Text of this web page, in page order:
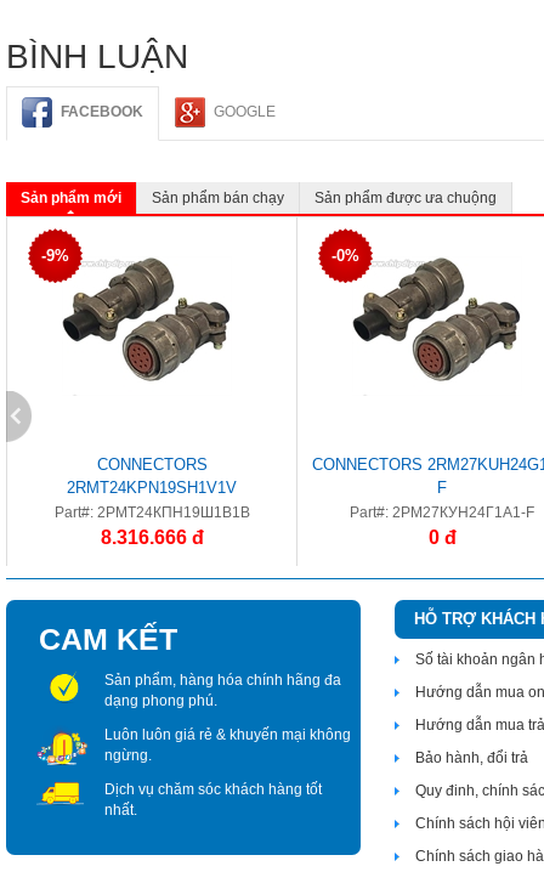
BÌNH LUẬN
FACEBOOK GOOGLE
Sản phẩm mới Sản phẩm bán chạy Sản phẩm được ưa chuộng
-9%
CONNECTORS
2RMT24KPN19SH1V1V
Part#: 2РМТ24КПН19Ш1В1В
8.316.666 đ
-0%
CONNECTORS
F
Part#: 2РМ27КУН24Г1А1-F
0 đ
CAM KẾT
Sản phẩm, hàng hóa chính hãng đa
dạng phong phú.
Luôn luôn giá rẻ & khuyến mại không
ngừng.
Dịch vụ chăm sóc khách hàng tốt
nhất.
HỖ TRỢ KHÁCH
Số tài khoản ngân
Hướng dẫn mua
Hướng dẫn mua
Bảo hành, đổi trả
Quy đinh, chính
Chính sách hội
Chính sách giao